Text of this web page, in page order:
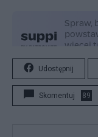
Udostępnij
Skomentuj 89